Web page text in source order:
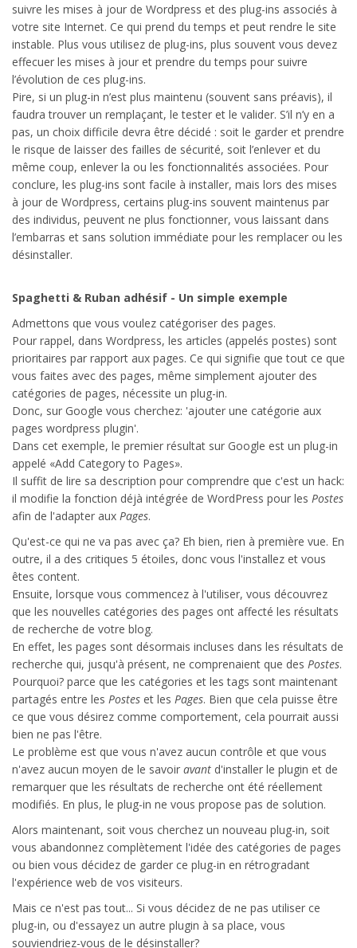
suivre les mises à jour de Wordpress et des plug-ins associés à
votre site Internet. Ce qui prend du temps et peut rendre le site
instable. Plus vous utilisez de plug-ins, plus souvent vous devez
effecuer les mises à jour et prendre du temps pour suivre
l’évolution de ces plug-ins.
Pire, si un plug-in n’est plus maintenu (souvent sans préavis), il
faudra trouver un remplaçant, le tester et le valider. S’il n’y en a
pas, un choix difficile devra être décidé : soit le garder et prendre
le risque de laisser des failles de sécurité, soit l’enlever et du
même coup, enlever la ou les fonctionnalités associées. Pour
conclure, les plug-ins sont facile à installer, mais lors des mises
à jour de Wordpress, certains plug-ins souvent maintenus par
des individus, peuvent ne plus fonctionner, vous laissant dans
l’embarras et sans solution immédiate pour les remplacer ou les
désinstaller.
Spaghetti & Ruban adhésif - Un simple exemple
Admettons que vous voulez catégoriser des pages.
Pour rappel, dans Wordpress, les articles (appelés postes) sont
prioritaires par rapport aux pages. Ce qui signifie que tout ce que
vous faites avec des pages, même simplement ajouter des
catégories de pages, nécessite un plug-in.
Donc, sur Google vous cherchez: 'ajouter une catégorie aux
pages wordpress plugin'.
Dans cet exemple, le premier résultat sur Google est un plug-in
appelé «Add Category to Pages».
Il suffit de lire sa description pour comprendre que c'est un hack:
il modifie la fonction déjà intégrée de WordPress pour les Postes
afin de l'adapter aux Pages.
Qu'est-ce qui ne va pas avec ça? Eh bien, rien à première vue. En
outre, il a des critiques 5 étoiles, donc vous l'installez et vous
êtes content.
Ensuite, lorsque vous commencez à l'utiliser, vous découvrez
que les nouvelles catégories des pages ont affecté les résultats
de recherche de votre blog.
En effet, les pages sont désormais incluses dans les résultats de
recherche qui, jusqu'à présent, ne comprenaient que des Postes.
Pourquoi? parce que les catégories et les tags sont maintenant
partagés entre les Postes et les Pages. Bien que cela puisse être
ce que vous désirez comme comportement, cela pourrait aussi
bien ne pas l'être.
Le problème est que vous n'avez aucun contrôle et que vous
n'avez aucun moyen de le savoir avant d'installer le plugin et de
remarquer que les résultats de recherche ont été réellement
modifiés. En plus, le plug-in ne vous propose pas de solution.
Alors maintenant, soit vous cherchez un nouveau plug-in, soit
vous abandonnez complètement l'idée des catégories de pages
ou bien vous décidez de garder ce plug-in en rétrogradant
l'expérience web de vos visiteurs.
Mais ce n'est pas tout... Si vous décidez de ne pas utiliser ce
plug-in, ou d'essayez un autre plugin à sa place, vous
souviendriez-vous de le désinstaller?